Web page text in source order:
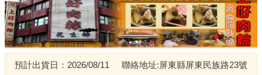
預計出貨日：2026/08/11 聯絡地址:屏東縣屏東民族路23號